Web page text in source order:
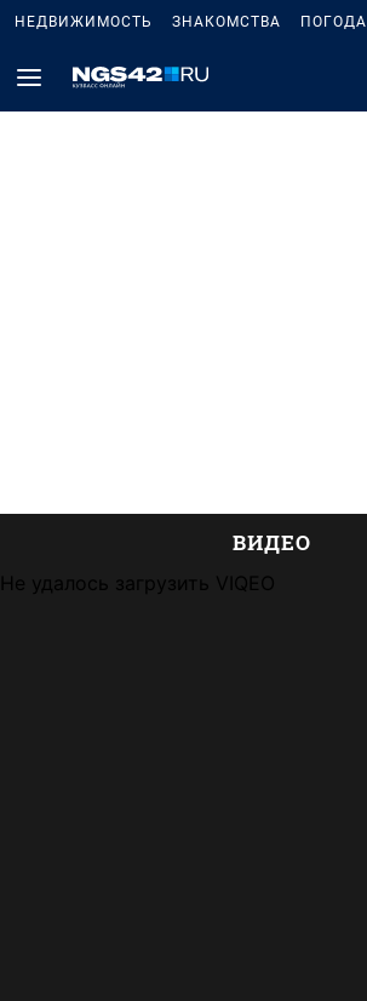
НЕДВИЖИМОСТЬ ЗНАКОМСТВА ПОГОДА
ВИДЕО
Не удалось загрузить VIQEO